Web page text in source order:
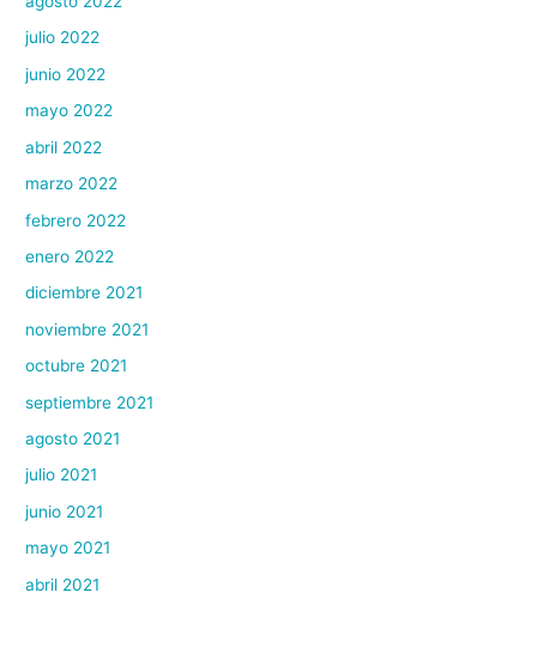
julio 2022
junio 2022
mayo 2022
abril 2022
marzo 2022
febrero 2022
enero 2022
diciembre 2021
noviembre 2021
octubre 2021
septiembre 2021
agosto 2021
julio 2021
junio 2021
mayo 2021
abril 2021